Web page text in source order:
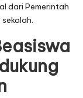
dari Pemerintah